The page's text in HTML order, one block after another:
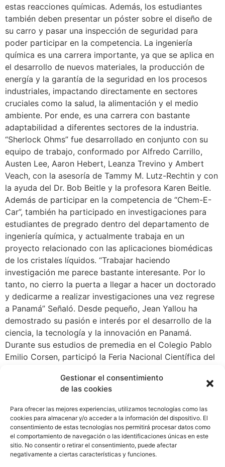
Gestionar el consentimiento
de las cookies
Para ofrecer las mejores experiencias, utilizamos tecnologías como las
cookies para almacenar y/o acceder a la información del dispositivo. El
consentimiento de estas tecnologías nos permitirá procesar datos como
el comportamiento de navegación o las identificaciones únicas en este
sitio. No consentir o retirar el consentimiento, puede afectar
negativamente a ciertas características y funciones.
estas reacciones químicas. Además, los estudiantes
también deben presentar un póster sobre el diseño de
su carro y pasar una inspección de seguridad para
poder participar en la competencia. La ingeniería
química es una carrera importante, ya que se aplica en
el desarrollo de nuevos materiales, la producción de
energía y la garantía de la seguridad en los procesos
industriales, impactando directamente en sectores
cruciales como la salud, la alimentación y el medio
ambiente. Por ende, es una carrera con bastante
adaptabilidad a diferentes sectores de la industria.
“Sherlock Ohms” fue desarrollado en conjunto con su
equipo de trabajo, conformado por Alfredo Carrillo,
Austen Lee, Aaron Hebert, Leanza Trevino y Ambert
Veach, con la asesoría de Tammy M. Lutz-Rechtin y con
la ayuda del Dr. Bob Beitle y la profesora Karen Beitle.
Además de participar en la competencia de “Chem-E-
Car”, también ha participado en investigaciones para
estudiantes de pregrado dentro del departamento de
ingeniería química, y actualmente trabaja en un
proyecto relacionado con las aplicaciones biomédicas
de los cristales líquidos. “Trabajar haciendo
investigación me parece bastante interesante. Por lo
tanto, no cierro la puerta a llegar a hacer un doctorado
y dedicarme a realizar investigaciones una vez regrese
a Panamá” Señaló. Desde pequeño, Jean Yallou ha
demostrado su pasión e interés por el desarrollo de la
ciencia, la tecnología y la innovación en Panamá.
Durante sus estudios de premedia en el Colegio Pablo
Emilio Corsen, participó la Feria Nacional Científica del
vez con ayuda de la profesora Olga Samaniego, poner
en práctica sus conocimientos científicos. Este joven
científico disfruta diseñar, optimizar procesos y estar a
la vanguardia de retos con enfoques de innovación,
para en un futuro poder desempeñar un papel crucial,
ya sea en la creación y mejora de procesos para la
fabricación de productos químicos, alimentos,